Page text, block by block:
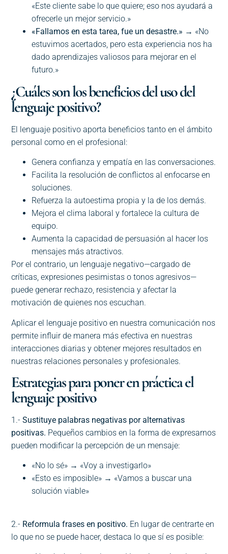
«Este cliente sabe lo que quiere; eso nos ayudará a
ofrecerle un mejor servicio.»
«Fallamos en esta tarea, fue un desastre.» → «No
estuvimos acertados, pero esta experiencia nos ha
dado aprendizajes valiosos para mejorar en el
futuro.»
¿Cuáles son los beneficios del uso del
lenguaje positivo?
El lenguaje positivo aporta beneficios tanto en el ámbito
personal como en el profesional:
Genera confianza y empatía en las conversaciones.
Facilita la resolución de conflictos al enfocarse en
soluciones.
Refuerza la autoestima propia y la de los demás.
Mejora el clima laboral y fortalece la cultura de
equipo.
Aumenta la capacidad de persuasión al hacer los
mensajes más atractivos.
Por el contrario, un lenguaje negativo—cargado de
críticas, expresiones pesimistas o tonos agresivos—
puede generar rechazo, resistencia y afectar la
motivación de quienes nos escuchan.
Aplicar el lenguaje positivo en nuestra comunicación nos
permite influir de manera más efectiva en nuestras
interacciones diarias y obtener mejores resultados en
nuestras relaciones personales y profesionales.
Estrategias para poner en práctica el
lenguaje positivo
1.-Sustituye palabras negativas por alternativas
positivas. Pequeños cambios en la forma de expresarnos
pueden modificar la percepción de un mensaje:
«No lo sé» → «Voy a investigarlo»
«Esto es imposible» → «Vamos a buscar una
solución viable»
2.- Reformula frases en positivo. En lugar de centrarte en
lo que no se puede hacer, destaca lo que sí es posible: